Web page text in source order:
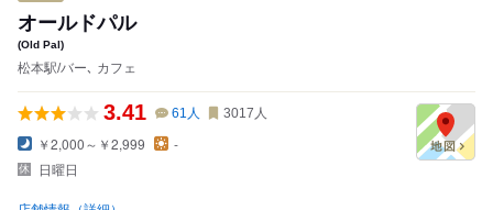
オールドパル
(Old Pal)
松本駅/バー､ カフェ
3.41 61 人 3017 人
￥2,000～￥2,999
-
日曜日